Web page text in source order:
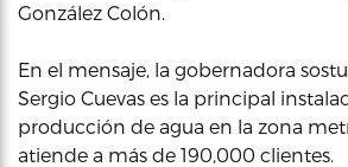
González Colón.
En el mensaje, la gobernadora
Sergio Cuevas es la principal
producción de agua en la zona
atiende a más de 190,000 clientes.